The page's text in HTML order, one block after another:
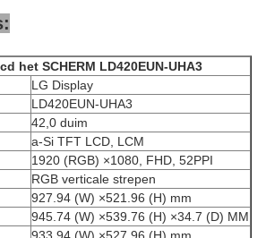
het SCHERM LD420EUN-UHA3
LG Display
LD420EUN-UHA3
42,0 duim
a-Si TFT LCD, LCM
1920 (RGB) ×1080, FHD, 52PPI
RGB verticale strepen
927.94 (W) ×521.96 (H) mm
945.74 (W) ×539.76 (H) ×34.7 (D) MM